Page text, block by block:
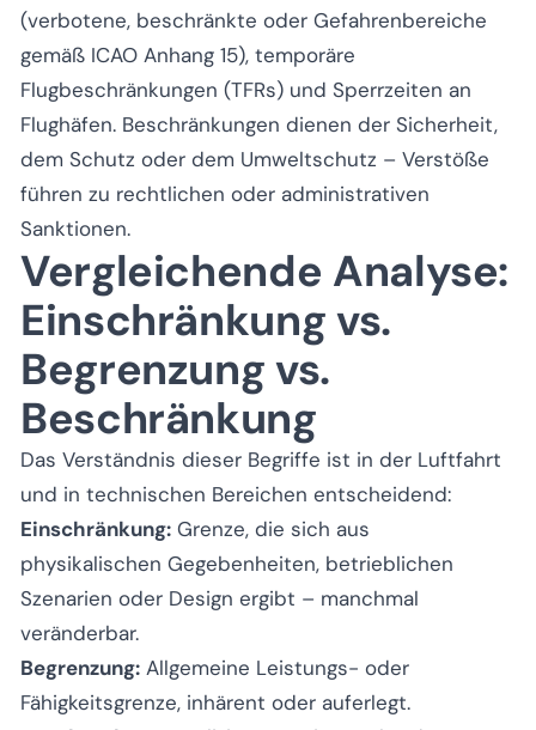
(verbotene, beschränkte oder Gefahrenbereiche
gemäß ICAO Anhang 15), temporäre
Flugbeschränkungen (TFRs) und Sperrzeiten an
Flughäfen. Beschränkungen dienen der Sicherheit,
dem Schutz oder dem Umweltschutz – Verstöße
führen zu rechtlichen oder administrativen
Sanktionen.
Vergleichende Analyse:
Einschränkung vs.
Begrenzung vs.
Beschränkung
Das Verständnis dieser Begriffe ist in der Luftfahrt
und in technischen Bereichen entscheidend:
Einschränkung: Grenze, die sich aus
physikalischen Gegebenheiten, betrieblichen
Szenarien oder Design ergibt – manchmal
veränderbar.
Begrenzung: Allgemeine Leistungs- oder
Fähigkeitsgrenze, inhärent oder auferlegt.